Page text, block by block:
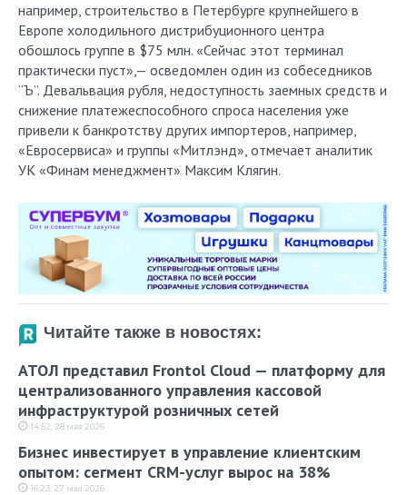
например, строительство в Петербурге крупнейшего в
Европе холодильного дистрибуционного центра
обошлось группе в $75 млн. «Сейчас этот терминал
практически пуст»,— осведомлен один из собеседников
“Ъ”. Девальвация рубля, недоступность заемных средств и
снижение платежеспособного спроса населения уже
привели к банкротству других импортеров, например,
«Евросервиса» и группы «Митлэнд», отмечает аналитик
УК «Финам менеджмент» Максим Клягин.
Читайте также в новостях:
АТОЛ представил Frontol Cloud — платформу для
централизованного управления кассовой
инфраструктурой розничных сетей
14:52, 28 мая 2026
Бизнес инвестирует в управление клиентским
опытом: сегмент CRM-услуг вырос на 38%
16:23, 27 мая 2026